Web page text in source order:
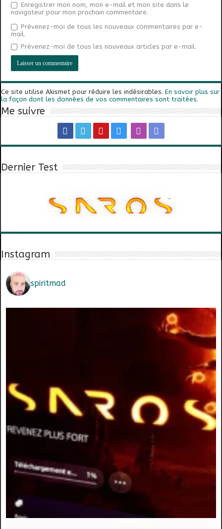
Enregistrer mon nom, mon e-mail et mon site dans le
navigateur pour mon prochain commentaire.
Prévenez-moi de tous les nouveaux commentaires par e-
mail.
Prévenez-moi de tous les nouveaux articles par e-mail.
Ce site utilise Akismet pour réduire les indésirables.En savoir plus sur
la façon dont les données de vos commentaires sont traitées.
Me suivre
Dernier Test
Instagram
spiritmad